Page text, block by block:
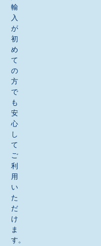
輸
入
が
初
め
て
の
方
で
も
安
心
し
て
ご
利
用
い
た
だ
け
ま
す。